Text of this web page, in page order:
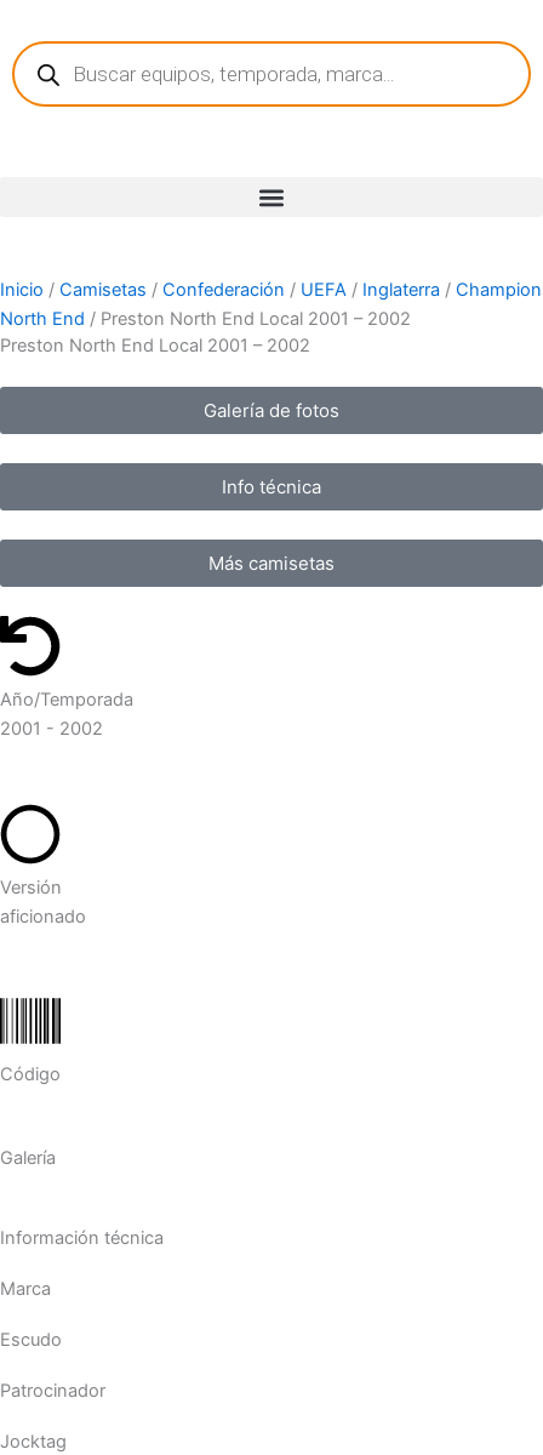
contenido
Búsqueda
de
productos
Inicio / Camisetas / Confederación / UEFA / Inglaterra /
North End / Preston North End Local 2001 – 2002
Preston North End Local 2001 – 2002
Galería de fotos
Info técnica
Más camisetas
Año/Temporada
2001 - 2002
Versión
aficionado
Código
Galería
Información técnica
Marca
Escudo
Patrocinador
Jocktag